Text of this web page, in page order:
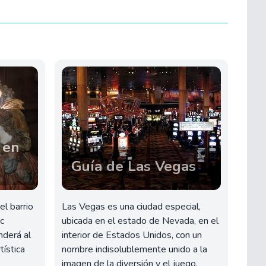
barrio
al
Guía de Las Vegas
Las Vegas es una ciudad especial,
ubicada en el estado de Nevada, en el
interior de Estados Unidos, con un
nombre indisolublemente unido a la